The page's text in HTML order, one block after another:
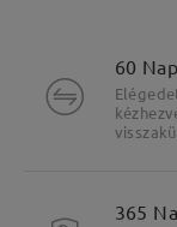
60
365